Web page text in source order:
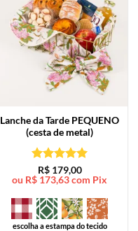
Lanche da Tarde PEQUENO
(cesta de metal)
Avaliação5
de 5
R$179,00
ou R$ 173,63com Pix
escolha a estampa do tecido